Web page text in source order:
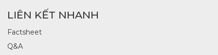
LIÊN KẾT NHANH
Factsheet
Q&A